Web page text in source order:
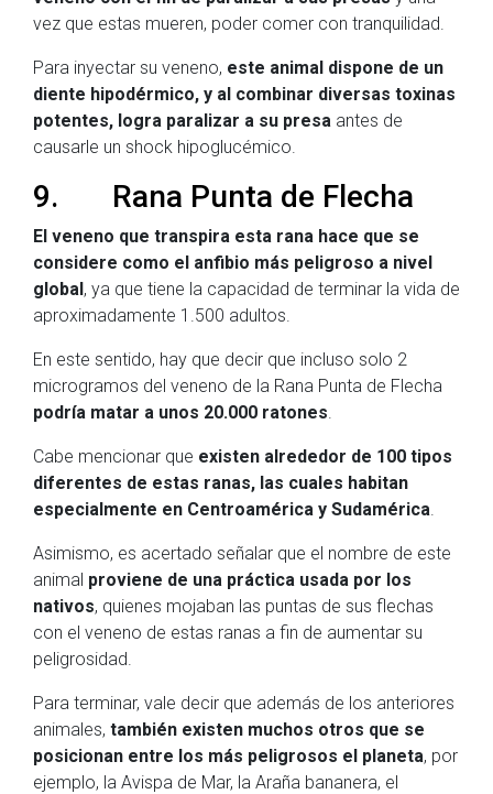
vez que estas mueren, poder comer con tranquilidad.
Para inyectar su veneno, este animal dispone de un
diente hipodérmico, y al combinar diversas toxinas
potentes, logra paralizar a su presa antes de
causarle un shock hipoglucémico.
9. Rana Punta de Flecha
El veneno que transpira esta rana hace que se
considere como el anfibio más peligroso a nivel
global, ya que tiene la capacidad de terminar la vida de
aproximadamente 1.500 adultos.
En este sentido, hay que decir que incluso solo 2
microgramos del veneno de la Rana Punta de Flecha
podría matar a unos 20.000 ratones.
Cabe mencionar que existen alrededor de 100 tipos
diferentes de estas ranas, las cuales habitan
especialmente en Centroamérica y Sudamérica.
Asimismo, es acertado señalar que el nombre de este
animal proviene de una práctica usada por los
nativos, quienes mojaban las puntas de sus flechas
con el veneno de estas ranas a fin de aumentar su
peligrosidad.
Para terminar, vale decir que además de los anteriores
animales, también existen muchos otros que se
posicionan entre los más peligrosos el planeta, por
ejemplo, la Avispa de Mar, la Araña bananera, el